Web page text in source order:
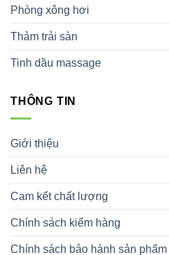
Phòng xông hơi
Thảm trải sàn
Tinh dầu massage
THÔNG TIN
Giới thiệu
Liên hệ
Cam kết chất lượng
Chính sách kiểm hàng
Chính sách bảo hành sản phẩm